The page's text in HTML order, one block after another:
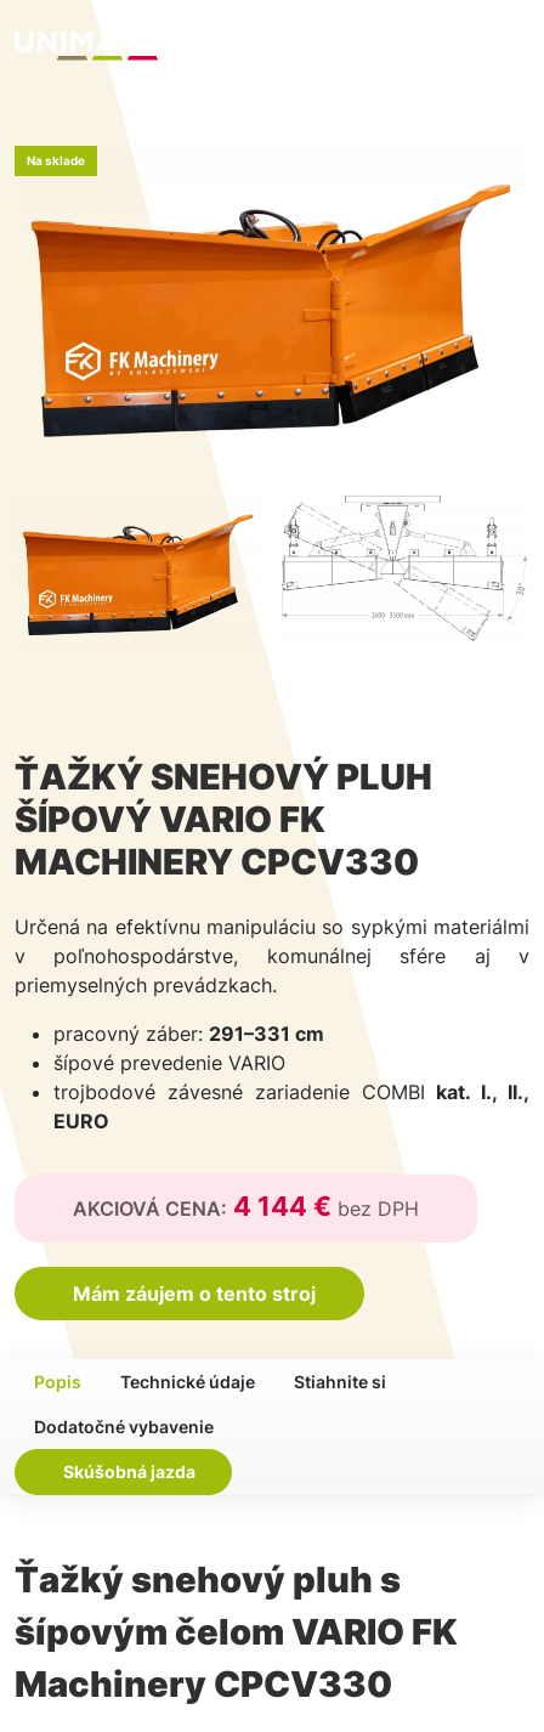
Na sklade
ŤAŽKÝ SNEHOVÝ PLUH
ŠÍPOVÝ VARIO FK
MACHINERY CPCV330
Určená na efektívnu manipuláciu so sypkými materiálmi
v poľnohospodárstve, komunálnej sfére aj v
priemyselných prevádzkach.
pracovný záber: 291–331 cm
šípové prevedenie VARIO
trojbodové závesné zariadenie COMBI kat. I., II.,
EURO
AKCIOVÁ CENA: 4 144 € bez DPH
Mám záujem o tento stroj
Popis Technické údaje Stiahnite si
Dodatočné vybavenie
Skúšobná jazda
Ťažký snehový pluh s
šípovým čelom VARIO FK
Machinery CPCV330